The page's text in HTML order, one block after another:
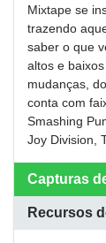
Mixtape se
trazendo
saber o que
altos e
mudanças,
conta com
Smashing
Joy Division,
Capturas
Recursos